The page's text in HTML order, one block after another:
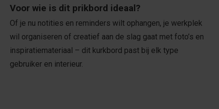
Voor wie is dit prikbord ideaal?
Of je nu notities en reminders wilt ophangen, je werkplek
wil organiseren of creatief aan de slag gaat met foto’s en
inspiratiemateriaal – dit kurkbord past bij elk type
gebruiker en interieur.